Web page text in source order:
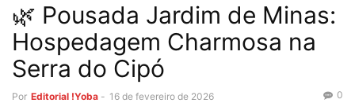
🌿 Pousada Jardim de Minas:
Hospedagem Charmosa na
Serra do Cipó
Por Editorial !Yoba - 16 de fevereiro de 2026 0